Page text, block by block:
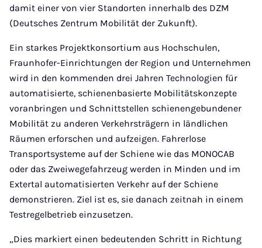
damit einer von vier Standorten innerhalb des DZM
(Deutsches Zentrum Mobilität der Zukunft).
Ein starkes Projektkonsortium aus Hochschulen,
Fraunhofer-Einrichtungen der Region und Unternehmen
wird in den kommenden drei Jahren Technologien für
automatisierte, schienenbasierte Mobilitätskonzepte
voranbringen und Schnittstellen schienengebundener
Mobilität zu anderen Verkehrsträgern in ländlichen
Räumen erforschen und aufzeigen. Fahrerlose
Transportsysteme auf der Schiene wie das MONOCAB
oder das Zweiwegefahrzeug werden in Minden und im
Extertal automatisierten Verkehr auf der Schiene
demonstrieren. Ziel ist es, sie danach zeitnah in einem
Testregelbetrieb einzusetzen.
„Dies markiert einen bedeutenden Schritt in Richtung